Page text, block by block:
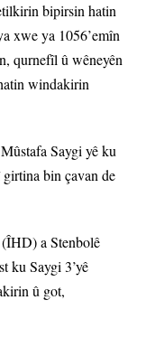
bipirsin hatin
xwe ya 1056’emîn
qurnefîl û wêneyên
windakirin
Saygi yê ku
bin çavan de
a Stenbolê
ku Saygi 3’yê
û got,